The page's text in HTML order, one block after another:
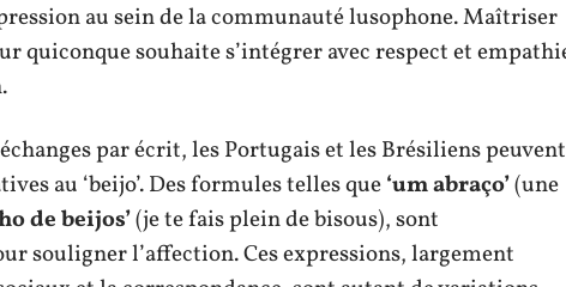
au sein de la communauté lusophone. Maîtriser
quiconque souhaite s’intégrer avec respect et
par écrit, les Portugais et les Brésiliens peuvent
au ‘beijo’. Des formules telles que‘um abraço’(une
de beijos’(je te fais plein de bisous), sont
souligner l’affection. Ces expressions, largement